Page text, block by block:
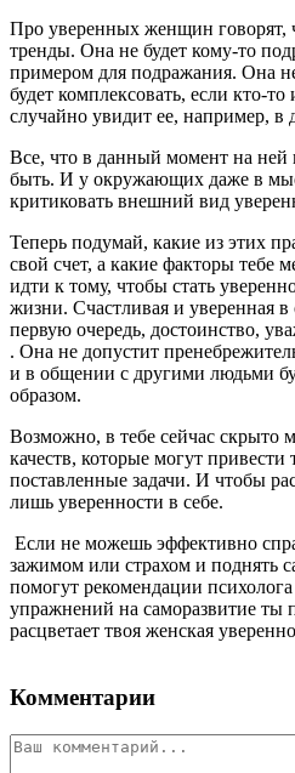
Про уверенных женщин говорят,
тренды. Она не будет кому-то
примером для подражания. Она
будет комплексовать, если кто-
случайно увидит ее, например, в
Все, что в данный момент на
быть. И у окружающих даже в
критиковать внешний вид
Теперь подумай, какие из этих
свой счет, а какие факторы тебе
идти к тому, чтобы стать
жизни. Счастливая и уверенная
первую очередь, достоинство,
. Она не допустит
и в общении с другими людьми
образом.
Возможно, в тебе сейчас скрыто
качеств, которые могут привести
поставленные задачи. И чтобы
лишь уверенности в себе.
Если не можешь эффективно
зажимом или страхом и поднять
помогут рекомендации
упражнений на саморазвитие ты
расцветает твоя женская
Комментарии